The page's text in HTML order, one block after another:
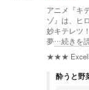
アニメ『キ
ゾ』は、ヒ
妙キテレツ
夢…続きを
★★★
酔うと野